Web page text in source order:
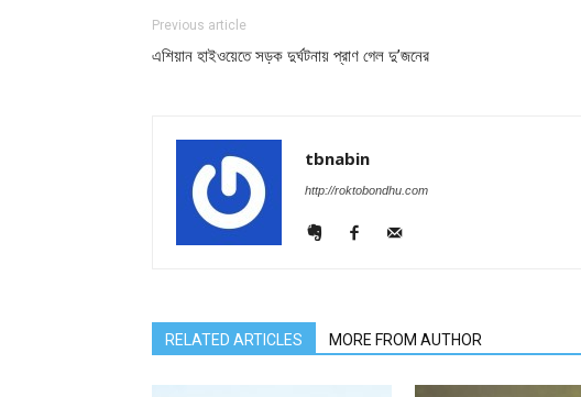
Previous article
এশিয়ান হাইওয়েতে সড়ক দুর্ঘটনায় প্রাণ গেল দু’জনের
tbnabin
http://roktobondhu.com
RELATED ARTICLES MORE FROM AUTHOR